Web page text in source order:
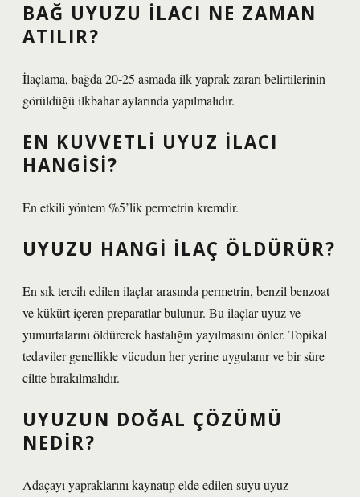
BAĞ UYUZU ILACI NE ZAMAN
ATILIR?
İlaçlama, bağda 20-25 asmada ilk yaprak zararı belirtilerinin
görüldüğü ilkbahar aylarında yapılmalıdır.
EN KUVVETLI UYUZ ILACI
HANGISI?
En etkili yöntem %5’lik permetrin kremdir.
UYUZU HANGI ILAÇ ÖLDÜRÜR?
En sık tercih edilen ilaçlar arasında permetrin, benzil benzoat
ve kükürt içeren preparatlar bulunur. Bu ilaçlar uyuz ve
yumurtalarını öldürerek hastalığın yayılmasını önler. Topikal
tedaviler genellikle vücudun her yerine uygulanır ve bir süre
ciltte bırakılmalıdır.
UYUZUN DOĞAL ÇÖZÜMÜ
NEDIR?
Adaçayı yapraklarını kaynatıp elde edilen suyu uyuz